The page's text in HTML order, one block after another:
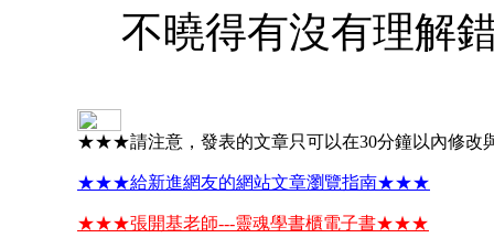
不曉得有沒有理解
★★★請注意，發表的文章只可以在30分鐘以內修
★★★給新進網友的網站文章瀏覽指南★★★
★★★張開基老師---靈魂學書櫃電子書★★★